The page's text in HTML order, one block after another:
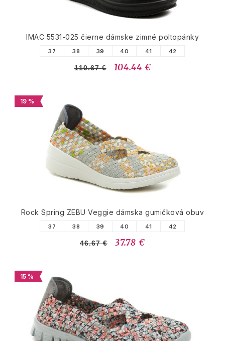
IMAC 5531-025 čierne dámske zimné poltopánky
37 38 39 40 41 42
110.67 € 104.44 €
19 %
Rock Spring ZEBU Veggie dámska gumičková obuv
37 38 39 40 41 42
46.67 € 37.78 €
15 %